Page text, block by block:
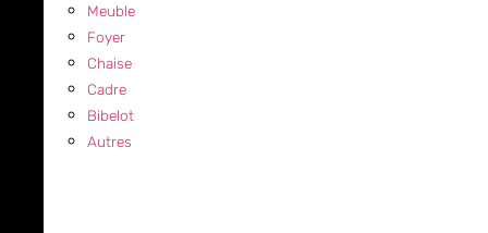
Meuble
Foyer
Chaise
Cadre
Bibelot
Autres